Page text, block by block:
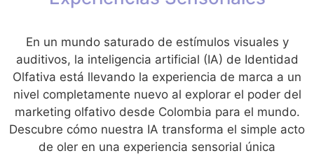
En un mundo saturado de estímulos visuales y
auditivos, la inteligencia artificial (IA) de Identidad
Olfativa está llevando la experiencia de marca a un
nivel completamente nuevo al explorar el poder del
marketing olfativo desde Colombia para el mundo.
Descubre cómo nuestra IA transforma el simple acto
de oler en una experiencia sensorial única